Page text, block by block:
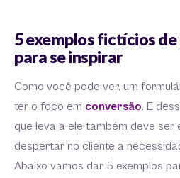
5 exemplos fictícios
para se inspirar
Como você pode ver, um
ter o foco em conversão. E
que leva a ele também deve ser
despertar no cliente a
Abaixo vamos dar 5 exemplos